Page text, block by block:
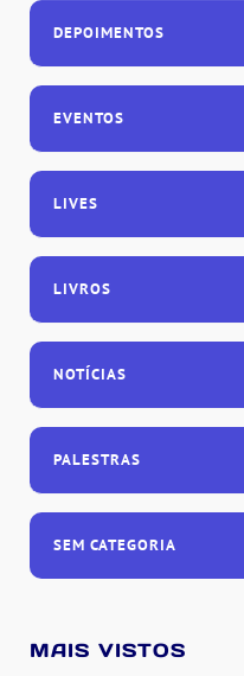
DEPOIMENTOS
EVENTOS
LIVES
LIVROS
NOTÍCIAS
PALESTRAS
SEM CATEGORIA
MAIS VISTOS